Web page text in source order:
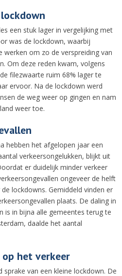
een stuk lager in vergelijking met
was de lockdown, waarbij
werken om zo de verspreiding van
Om deze reden kwam, volgens
filezwaarte ruim 68% lager te
ervoor. Na de lockdown werd
de weg weer op gingen en nam
weer toe.
hebben het afgelopen jaar een
verkeersongelukken, blijkt uit
er duidelijk minder verkeer
ongeveer de helft
lockdowns. Gemiddeld vinden er
plaats. De daling in
is in bijna alle gemeentes terug te
daalde het aantal
het verkeer
van een kleine lockdown. De